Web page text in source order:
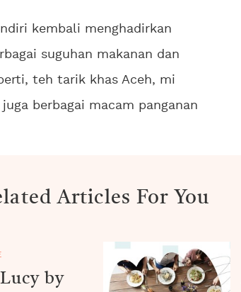
kembali menghadirkan
suguhan makanan dan
teh tarik khas Aceh, mi
berbagai macam panganan
Articles For You
by